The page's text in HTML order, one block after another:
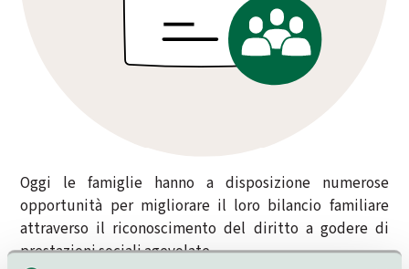
Oggi le famiglie hanno a disposizione numerose
opportunità per migliorare il loro bilancio familiare
attraverso il riconoscimento del diritto a godere di
prestazioni sociali agevolate.